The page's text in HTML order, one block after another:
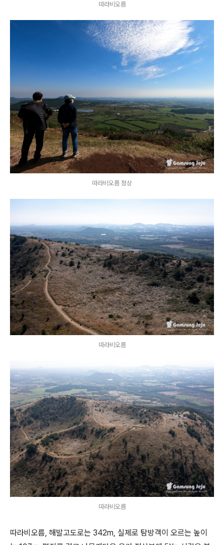
따라비오름
따라비오름 정상
따라비오름
따라비오름
따라비오름, 해발고도로는 342m, 실제로 탐방객이 오르는 높이